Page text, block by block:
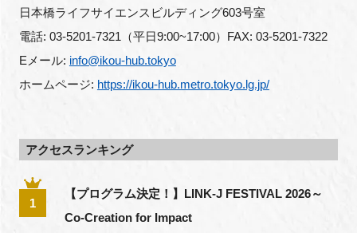
日本橋ライフサイエンスビルディング603号室
電話: 03-5201-7321（平日9:00~17:00）FAX: 03-5201-7322
Eメール: info@ikou-hub.tokyo
ホームページ: https://ikou-hub.metro.tokyo.lg.jp/
アクセスランキング
1
【プログラム決定！】LINK-J FESTIVAL 2026～
Co-Creation for Impact